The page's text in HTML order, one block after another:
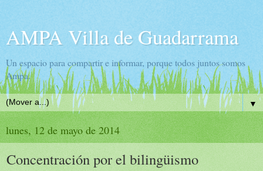
AMPA Villa de Guadarrama
Un espacio para compartir e informar, porque todos juntos somos
Ampa.
▼
lunes, 12 de mayo de 2014
Concentración por el bilingüismo